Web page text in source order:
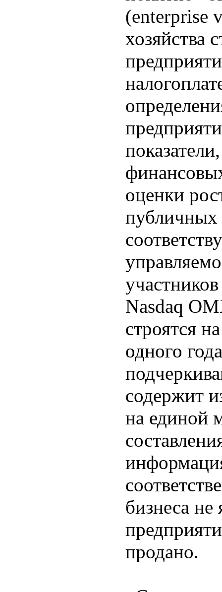
(enterprise
хозяйства
оценки
публичных
Nasdaq
строятся
одного
содержит
на единой
бизнеса не
продано.